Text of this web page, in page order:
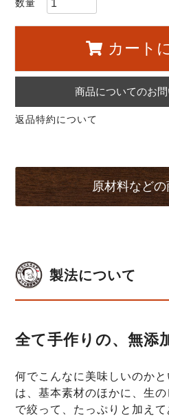
カート
商品についてのお
返品特約について
原材料などの
製法について
全て手作りの、無添
何でこんなに美味しいのか
は、基本素材のほかに、生
で絞って、たっぷりと加えて